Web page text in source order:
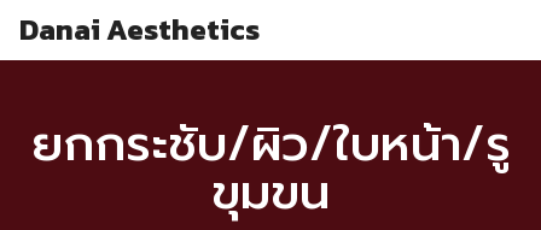
Danai Aesthetics
ยกกระชับ/ผิว/ใบหน้า/รู
ขุมขน